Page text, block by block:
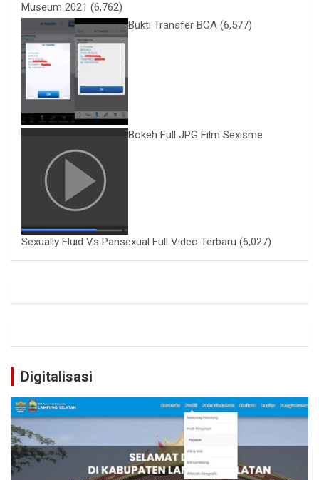
Museum 2021 (6,762)
Bukti Transfer BCA (6,577)
Bokeh Full JPG Film Sexisme
Sexually Fluid Vs Pansexual Full Video Terbaru (6,027)
Digitalisasi